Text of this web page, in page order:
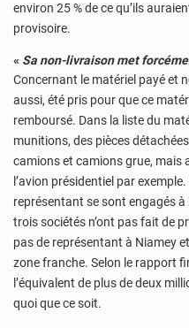
environ 25 % de ce qu’ils
provisoire.
« Sa non-livraison met
Concernant le matériel payé et
aussi, été pris pour que ce
remboursé. Dans la liste du
munitions, des pièces
camions et camions grue, mais
l’avion présidentiel par
représentant se sont engagés à
trois sociétés n’ont pas fait de
pas de représentant à Niamey
zone franche. Selon le rapport
l’équivalent de plus de deux
quoi que ce soit.